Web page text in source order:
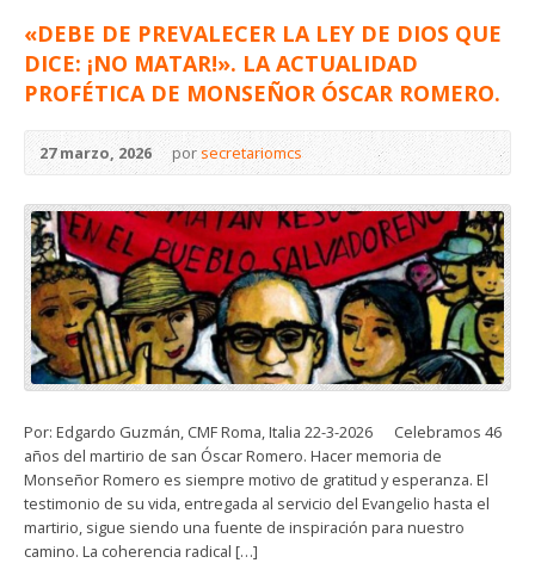
«DEBE DE PREVALECER LA LEY DE DIOS QUE
DICE: ¡NO MATAR!». LA ACTUALIDAD
PROFÉTICA DE MONSEÑOR ÓSCAR ROMERO.
27 marzo, 2026 por secretariomcs
Por: Edgardo Guzmán, CMF Roma, Italia 22-3-2026 Celebramos 46
años del martirio de san Óscar Romero. Hacer memoria de
Monseñor Romero es siempre motivo de gratitud y esperanza. El
testimonio de su vida, entregada al servicio del Evangelio hasta el
martirio, sigue siendo una fuente de inspiración para nuestro
camino. La coherencia radical […]